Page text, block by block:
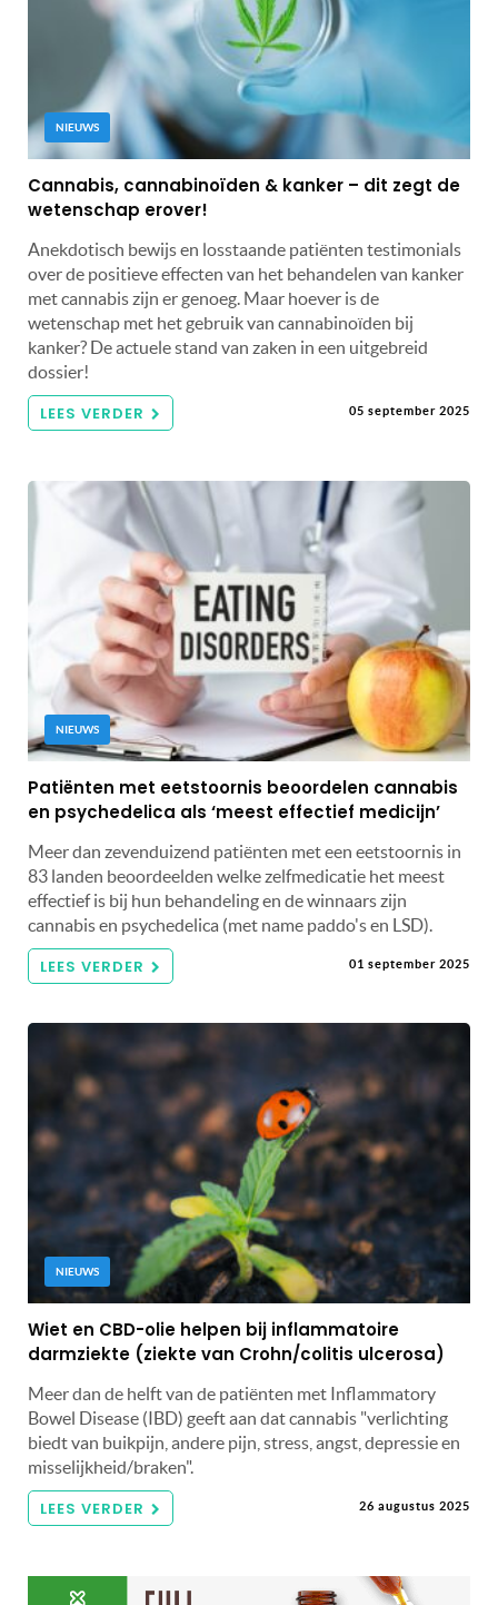
NIEUWS
Cannabis, cannabinoïden & kanker – dit zegt de
wetenschap erover!
Anekdotisch bewijs en losstaande patiënten testimonials
over de positieve effecten van het behandelen van kanker
met cannabis zijn er genoeg. Maar hoever is de
wetenschap met het gebruik van cannabinoïden bij
kanker? De actuele stand van zaken in een uitgebreid
dossier!
LEES VERDER 05 september 2025
NIEUWS
Patiënten met eetstoornis beoordelen cannabis
en psychedelica als ‘meest effectief medicijn’
Meer dan zevenduizend patiënten met een eetstoornis in
83 landen beoordeelden welke zelfmedicatie het meest
effectief is bij hun behandeling en de winnaars zijn
cannabis en psychedelica (met name paddo's en LSD).
LEES VERDER 01 september 2025
NIEUWS
Wiet en CBD-olie helpen bij inflammatoire
darmziekte (ziekte van Crohn/colitis ulcerosa)
Meer dan de helft van de patiënten met Inflammatory
Bowel Disease (IBD) geeft aan dat cannabis "verlichting
biedt van buikpijn, andere pijn, stress, angst, depressie en
misselijkheid/braken".
LEES VERDER 26 augustus 2025